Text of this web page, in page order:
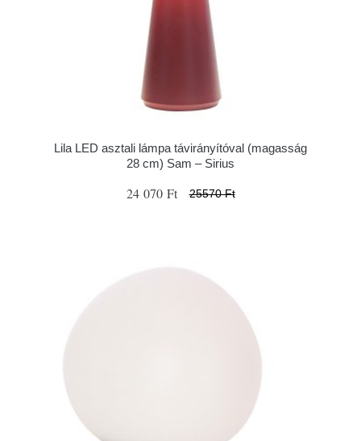
Lila LED asztali lámpa távirányítóval (magasság
28 cm) Sam – Sirius
24 070 Ft 25570 Ft